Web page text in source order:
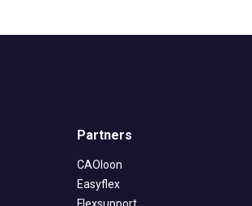
Partners
CAOloon
Easyflex